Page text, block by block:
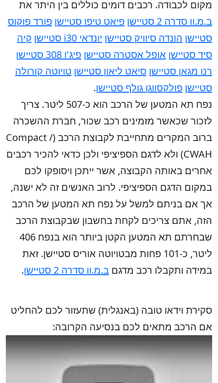
מקום לכבודה. רכבים דומים כוללים בין היתר את
ב.מ.וו סדרה 2 סטיישן
פיאט טיפו סטיישן פורד פוקוס
סטיישן הונדה סיוויק סטיישן יונדאי i30 סטיישן
קיה
סיד סטיישן אופל אסטרה סטיישן פיג'ו 308 סטיישן
רנו מגאן סטיישן סיאט ליאון סטיישן טויוטה קורולה
סטיישן פולקסווגן גולף סטיישן.
נפח תא המטען של הרכב הוא כ-507 ליטר. צריך
לזכור שכאשר מזמינים רכב שכור, חברת ההשכרה
ברוב המקרים מתחייבת לקבוצת הרכב (Compact /
CWAH) ולא לדגם הספיציפי ולכן כדאי להכיר רכבים
אחרים באותה הקבוצה, אשר ייתכן ויסופקו לכם
במקום הדגם הספיציפי. לרוב האנשים זה לא ישנה,
אך אם בניתם למשל על נפח תא המטען של הרכב
הזה, אתם צריכים לקחת בחשבון שבקבוצת הרכב
שבחרתם תא המטען הקטן ביותר הוא בנפח 406
ליטר, כ-101 פחות מבטויוטה אוריס סטיישן. זאת
במידה ותקבלו רכב מדגם ב.מ.וו סדרה 2 סטיישן .
סקירת וידאו טובה (באנגלית) שתעזור לכם להחליט
אם הרכב מתאים לכם בנסיעה הקרובה: